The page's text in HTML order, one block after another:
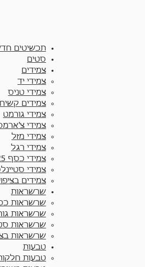
תכשיטים
סטים
צמידים
צמידי יד​
צמידי טניס
צמידים
צמידי גורמט
צמידי
צמידי מזל
צמידי רגל
צמידי כסף 925
צמידי
צמידים
שרשראות
שרשראות כסף
שרשראות
שרשראות
שרשראות
טבעות
טבעות